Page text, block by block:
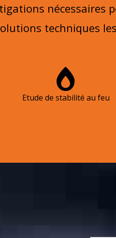
nécessaires
techniques
Etude de stabilité au feu​​